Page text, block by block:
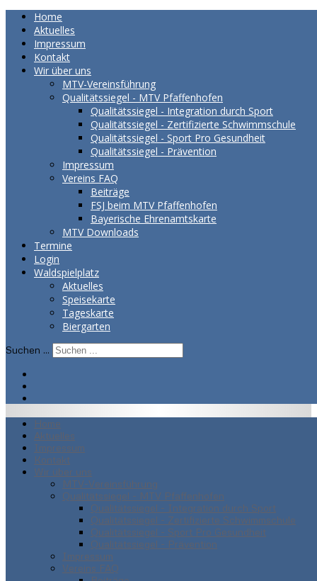
Home
Aktuelles
Impressum
Kontakt
Wir über uns
MTV-Vereinsführung
Qualitätssiegel - MTV Pfaffenhofen
Qualitätssiegel - Integration durch Sport
Qualitätssiegel - Zertifizierte Schwimmschule
Qualitätssiegel - Sport Pro Gesundheit
Qualitätssiegel - Prävention
Impressum
Vereins FAQ
Beiträge
FSJ beim MTV Pfaffenhofen
Bayerische Ehrenamtskarte
MTV Downloads
Termine
Login
Waldspielplatz
Aktuelles
Speisekarte
Tageskarte
Biergarten
Suchen ...
Home
Aktuelles
Impressum
Kontakt
Wir über uns
MTV-Vereinsführung
Qualitätssiegel - MTV Pfaffenhofen
Qualitätssiegel - Integration durch Sport
Qualitätssiegel - Zertifizierte Schwimmschule
Qualitätssiegel - Sport Pro Gesundheit
Qualitätssiegel - Prävention
Impressum
Vereins FAQ